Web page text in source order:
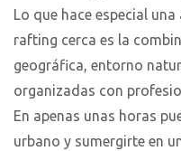
Lo que hace especial
rafting cerca es la
geográfica, entorno
organizadas con
En apenas unas horas
urbano y sumergirte en